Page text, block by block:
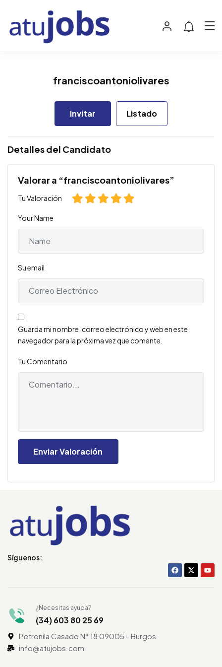
franciscoantoniolivares
Invitar Listado
Detalles del Candidato
Valorar a “franciscoantoniolivares”
Tu Valoración
Your Name
Su email
Guarda mi nombre, correo electrónico y web en este
navegador para la próxima vez que comente.
Tu Comentario
Síguenos:
¿Necesitas ayuda?
(34) 603 80 25 69
Petronila Casado N° 18 09005 - Burgos
info@atujobs.com